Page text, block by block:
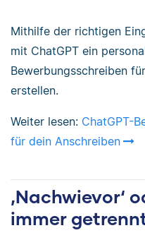
Mithilfe der richtigen
mit ChatGPT ein
Bewerbungsschreiben
erstellen.
Weiter lesen: ChatGPT-
für dein Anschreiben
‚Nachwievor‘
immer